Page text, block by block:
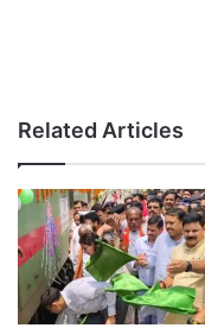
Related Articles